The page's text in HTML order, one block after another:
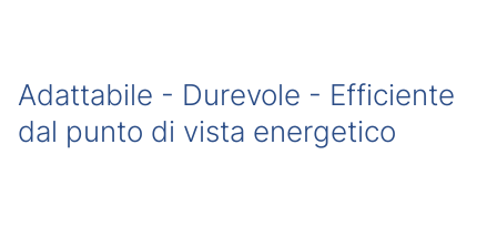
Adattabile - Durevole - Efficiente
dal punto di vista energetico